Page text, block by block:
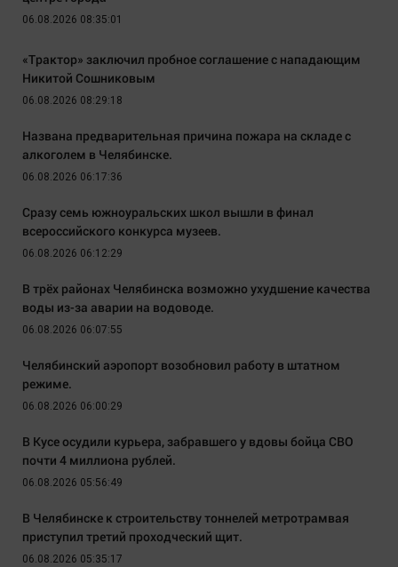
06.08.2026 08:35:01
«Трактор» заключил пробное соглашение с нападающим
Никитой Сошниковым
06.08.2026 08:29:18
Названа предварительная причина пожара на складе с
алкоголем в Челябинске.
06.08.2026 06:17:36
Сразу семь южноуральских школ вышли в финал
всероссийского конкурса музеев.
06.08.2026 06:12:29
В трёх районах Челябинска возможно ухудшение качества
воды из-за аварии на водоводе.
06.08.2026 06:07:55
Челябинский аэропорт возобновил работу в штатном
режиме.
06.08.2026 06:00:29
В Кусе осудили курьера, забравшего у вдовы бойца СВО
почти 4 миллиона рублей.
06.08.2026 05:56:49
В Челябинске к строительству тоннелей метротрамвая
приступил третий проходческий щит.
06.08.2026 05:35:17